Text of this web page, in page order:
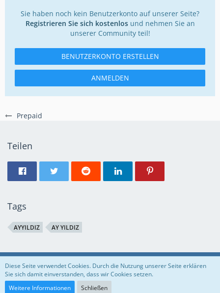
Prepaid
Sie haben noch kein Benutzerkonto auf unserer Seite?
Registrieren Sie sich kostenlosund nehmen Sie an
unserer Community teil!
BENUTZERKONTO ERSTELLEN
ANMELDEN
Teilen
Tags
AYYILDIZ AY YILDIZ
Regeln Datenschutzerklärung Impressum
Community-Software:
Diese Seite verwendet Cookies. Durch die Nutzung unserer Seite erklären
Sie sich damit einverstanden, dass wir Cookies setzen.
Weitere Informationen
Schließen